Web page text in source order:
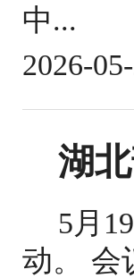
中...
2026-
湖
5月
动。 会